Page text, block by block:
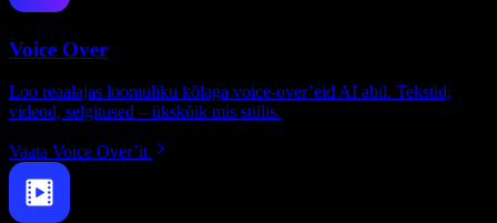
Voice Over
Loo reaalajas loomuliku kõlaga voice-over’eid AI abil. Tekstid,
videod, selgitused – ükskõik mis stiilis.
Vaata Voice Over’it